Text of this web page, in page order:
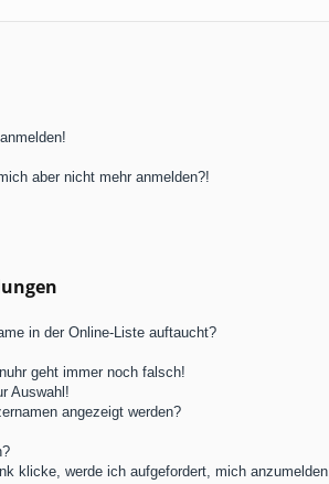
aber nicht mehr anmelden?!
in der Online-Liste auftaucht?
geht immer noch falsch!
Auswahl!
angezeigt werden?
klicke, werde ich aufgefordert, mich anzumelden.